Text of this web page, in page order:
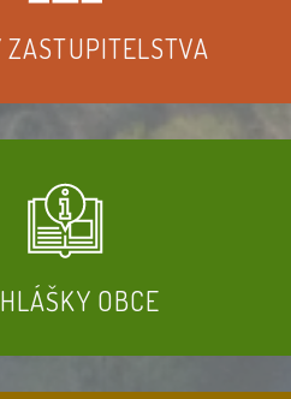
ZASTUPITELSTVA
OBCE